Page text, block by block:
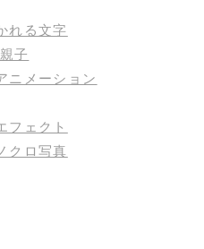
れる文字
子
ニメーション
フェクト
クロ写真